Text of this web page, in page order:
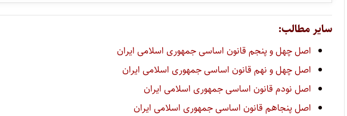
سایر مطالب:
اصل چهل و پنجم قانون اساسی جمهوری اسلامی ایران
اصل چهل و نهم قانون اساسی جمهوری اسلامی ایران
اصل نودم قانون اساسی جمهوری اسلامی ایران
اصل پنجاهم قانون اساسی جمهوری اسلامی ایران